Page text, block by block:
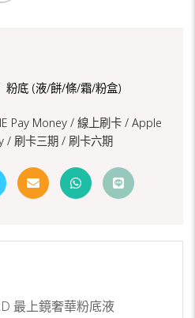
粉底 (液/餅/條/霜/粉盒)
Pay Money / 線上刷卡 / Apple
/ 刷卡三期 / 刷卡六期
最上鏡奢華粉底液